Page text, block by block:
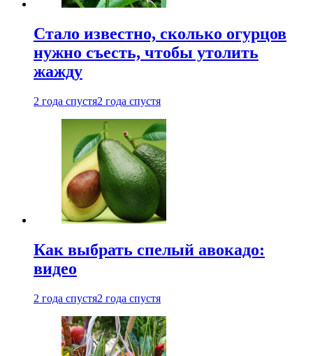
Стало известно, сколько огурцов
нужно съесть, чтобы утолить
жажду
2 года спустя2 года спустя
Как выбрать спелый авокадо:
видео
2 года спустя2 года спустя